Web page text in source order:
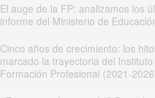
El auge de la FP: analizamos los
informe del Ministerio de
Cinco años de crecimiento: los
marcado la trayectoria del
Formación Profesional (2021-